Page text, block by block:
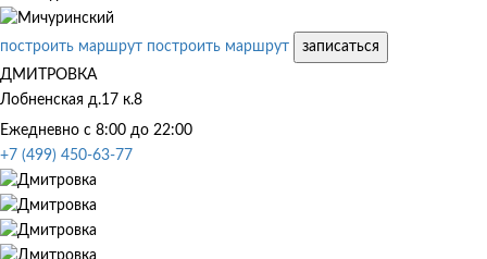
построить маршрут построить маршрут
записаться
ДМИТРОВКА
Лобненская д.17 к.8
Ежедневно с 8:00 до 22:00
+7 (499) 450-63-77